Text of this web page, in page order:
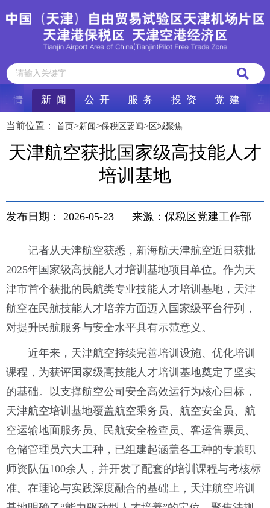
情 新 闻 公 开 服 务 投 资 党 建
当前位置： 首页>新闻>保税区要闻> 区域聚焦
天津航空获批国家级高技能人才
培训基地
发布日期： 2026-05-23 来源：保税区党建工作部
记者从天津航空获悉，新海航天津航空近日获批
2025年国家级高技能人才培训基地项目单位。作为天
津市首个获批的民航类专业技能人才培训基地，天津
航空在民航技能人才培养方面迈入国家级平台行列，
对提升民航服务与安全水平具有示范意义。
近年来，天津航空持续完善培训设施、优化培训
课程，为获评国家级高技能人才培训基地奠定了坚实
的基础。以支撑航空公司安全高效运行为核心目标，
天津航空培训基地覆盖航空乘务员、航空安全员、航
空运输地面服务员、民航安全检查员、客运售票员、
仓储管理员六大工种，已组建起涵盖各工种的专兼职
师资队伍100余人，并开发了配套的培训课程与考核标
准。在理论与实践深度融合的基础上，天津航空培训